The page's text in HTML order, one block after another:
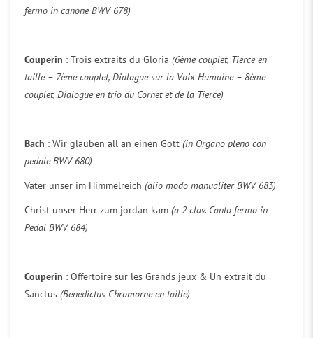
fermo in canone BWV 678)
Couperin : Trois extraits du Gloria (6ème couplet, Tierce en
taille – 7ème couplet, Dialogue sur la Voix Humaine – 8ème
couplet, Dialogue en trio du Cornet et de la Tierce)
Bach : Wir glauben all an einen Gott (in Organo pleno con
pedale BWV 680)
Vater unser im Himmelreich (alio modo manualiter BWV 683)
Christ unser Herr zum jordan kam (a 2 clav. Canto fermo in
Pedal BWV 684)
Couperin : Offertoire sur les Grands jeux & Un extrait du
Sanctus (Benedictus Chromorne en taille)